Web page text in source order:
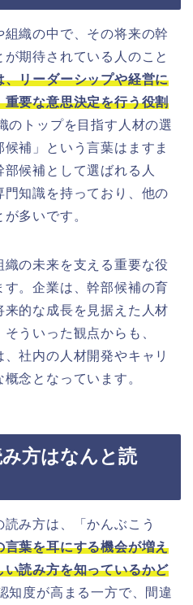
組織の中で、その将来の幹
期待されている人のこと
、リーダーシップや経営に
要な意思決定を行う役割
のトップを目指す人材の選
補」という言葉はますま
候補として選ばれる人
知識を持っており、他の
多いです。
の未来を支える重要な役
。企業は、幹部候補の育
的な成長を見据えた人材
ういった観点からも、
、社内の人材開発やキャリ
念となっています。
み方はなんと読
読み方は、「かんぶこう
言葉を耳にする機会が増え
読み方を知っているかど
知度が高まる一方で、間違